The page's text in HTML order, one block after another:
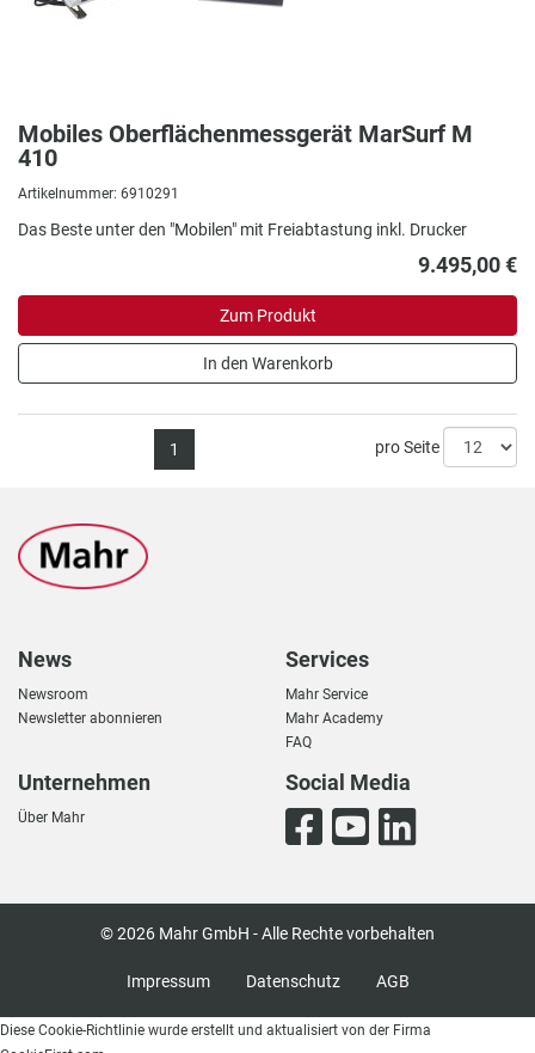
Mobiles Oberflächenmessgerät MarSurf M
410
Artikelnummer: 6910291
Das Beste unter den "Mobilen" mit Freiabtastung inkl. Drucker
9.495,00 €
Zum Produkt
In den Warenkorb
1 pro Seite
News
Newsroom
Newsletter abonnieren
Services
Mahr Service
Mahr Academy
FAQ
Unternehmen
Über Mahr
Social Media
© 2026 Mahr GmbH - Alle Rechte vorbehalten
Impressum Datenschutz AGB
Diese Cookie-Richtlinie wurde erstellt und aktualisiert von der Firma